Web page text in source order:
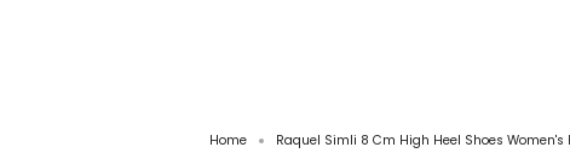
Home Raquel Simli 8 Cm High Heel Shoes